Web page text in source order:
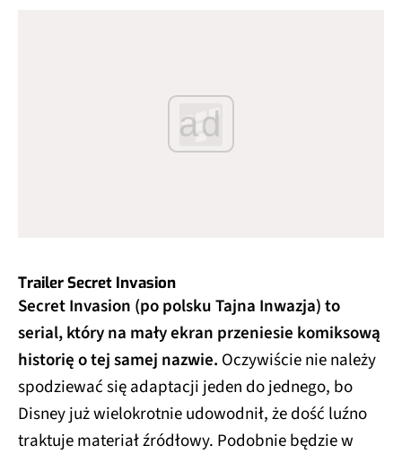
ad
Trailer Secret Invasion
Secret Invasion (po polsku Tajna Inwazja) to
serial, który na mały ekran przeniesie komiksową
historię o tej samej nazwie. Oczywiście nie należy
spodziewać się adaptacji jeden do jednego, bo
Disney już wielokrotnie udowodnił, że dość luźno
traktuje materiał źródłowy. Podobnie będzie w